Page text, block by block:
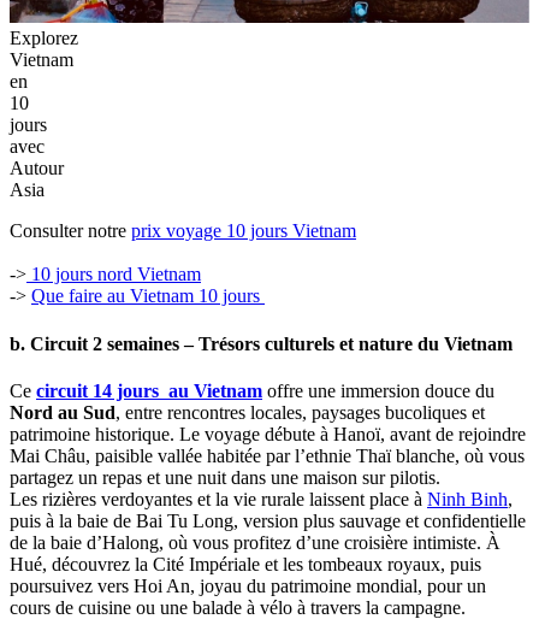
Explorez
Vietnam
en
10
jours
avec
Autour
Asia
Consulter notre prix voyage 10 jours Vietnam
-> 10 jours nord Vietnam
-> Que faire au Vietnam 10 jours
b. Circuit 2 semaines – Trésors culturels et nature du Vietnam
Ce circuit 14 jours au Vietnam offre une immersion douce du
Nord au Sud, entre rencontres locales, paysages bucoliques et
patrimoine historique. Le voyage débute à Hanoï, avant de rejoindre
Mai Châu, paisible vallée habitée par l’ethnie Thaï blanche, où vous
partagez un repas et une nuit dans une maison sur pilotis.
Les rizières verdoyantes et la vie rurale laissent place à Ninh Binh,
puis à la baie de Bai Tu Long, version plus sauvage et confidentielle
de la baie d’Halong, où vous profitez d’une croisière intimiste. À
Hué, découvrez la Cité Impériale et les tombeaux royaux, puis
poursuivez vers Hoi An, joyau du patrimoine mondial, pour un
cours de cuisine ou une balade à vélo à travers la campagne.